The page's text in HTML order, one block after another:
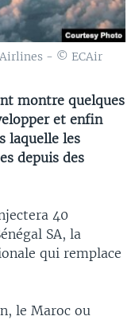
Airlines - © ECAir
montre quelques
et enfin
laquelle les
depuis des
40
SA, la
qui remplace
le Maroc ou